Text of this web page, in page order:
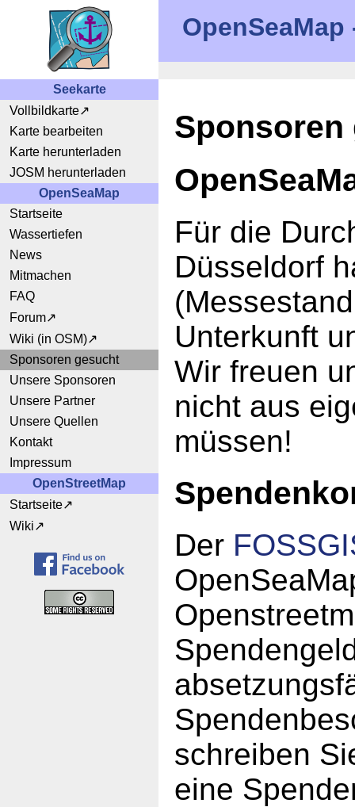
Seekarte
Vollbildkarte
Karte bearbeiten
Karte herunterladen
JOSM herunterladen
OpenSeaMap
Startseite
Wassertiefen
News
Mitmachen
FAQ
Forum
Wiki (in OSM)
Sponsoren gesucht
Unsere Sponsoren
Unsere Partner
Unsere Quellen
Kontakt
Impressum
OpenStreetMap
Startseite
Wiki
Sponsoren
Für die
Düsseldorf
Unterkunft
Wir freuen
nicht aus
müssen!
Der
schreiben
eine